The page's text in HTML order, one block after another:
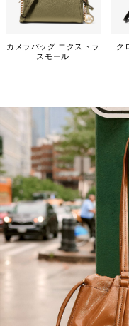
カメラバッグ エクストラ
スモール
ク